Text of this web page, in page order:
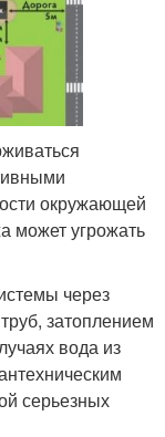
окружающей
может угрожать
через
затоплением
вода из
серьезных